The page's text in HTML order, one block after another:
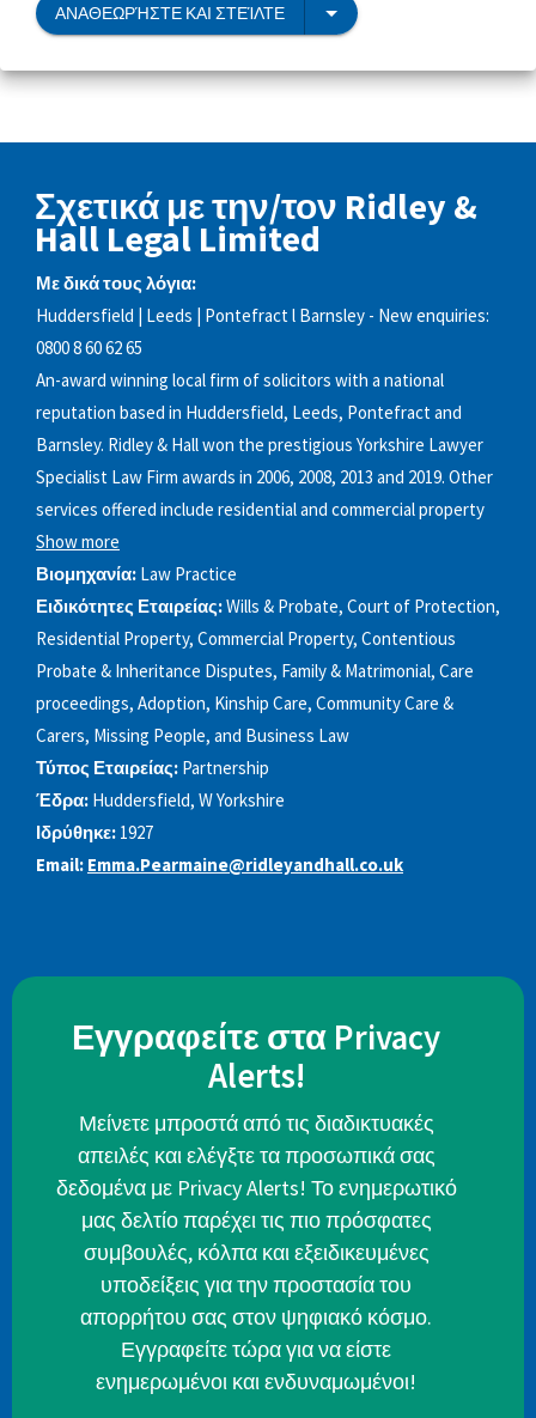
ΑΝΑΘΕΩΡΉΣΤΕ ΚΑΙ ΣΤΕΊΛΤΕ
Σχετικά με την/τον Ridley &
Hall Legal Limited
Με δικά τους λόγια:
Huddersfield | Leeds | Pontefract l Barnsley - New enquiries:
0800 8 60 62 65
An-award winning local firm of solicitors with a national
reputation based in Huddersfield, Leeds, Pontefract and
Barnsley. Ridley & Hall won the prestigious Yorkshire Lawyer
Specialist Law Firm awards in 2006, 2008, 2013 and 2019. Other
services offered include residential and commercial property
Show more
Βιομηχανία: Law Practice
Ειδικότητες Εταιρείας:Wills & Probate, Court of Protection,
Residential Property, Commercial Property, Contentious
Probate & Inheritance Disputes, Family & Matrimonial, Care
proceedings, Adoption, Kinship Care, Community Care &
Carers, Missing People, and Business Law
Τύπος Εταιρείας: Partnership
Έδρα: Huddersfield, W Yorkshire
Ιδρύθηκε: 1927
Email: Emma.Pearmaine@ridleyandhall.co.uk
Εγγραφείτε στα Privacy
Alerts!
Μείνετε μπροστά από τις διαδικτυακές
απειλές και ελέγξτε τα προσωπικά σας
δεδομένα με Privacy Alerts! Το ενημερωτικό
μας δελτίο παρέχει τις πιο πρόσφατες
συμβουλές, κόλπα και εξειδικευμένες
υποδείξεις για την προστασία του
απορρήτου σας στον ψηφιακό κόσμο.
Εγγραφείτε τώρα για να είστε
ενημερωμένοι και ενδυναμωμένοι!